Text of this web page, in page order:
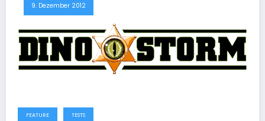
9. Dezember 2012
FEATURE TESTS